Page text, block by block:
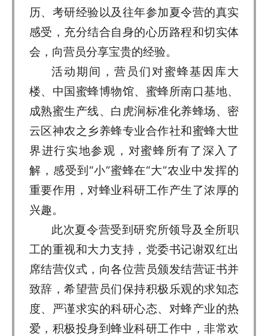
历、考研经验以及往年参加夏令营的真实
感受，充分结合自身的心历路程和切实体
会，向营员分享宝贵的经验。
活动期间，营员们对蜜蜂基因库大
楼、中国蜜蜂博物馆、蜜蜂所南口基地、
成熟蜜生产线、白虎涧标准化养蜂场、密
云区神农之乡养蜂专业合作社和蜜蜂大世
界进行实地参观，对蜜蜂所有了深入了
解，感受到“小”蜜蜂在“大”农业中发挥的
重要作用，对蜂业科研工作产生了浓厚的
兴趣。
此次夏令营受到研究所领导及全所职
工的重视和大力支持，党委书记谢双红出
席结营仪式，向各位营员颁发结营证书并
致辞，希望营员们保持积极乐观的求知态
度、严谨求实的科研心态、对蜂产业的热
爱，积极投身到蜂业科研工作中，非常欢